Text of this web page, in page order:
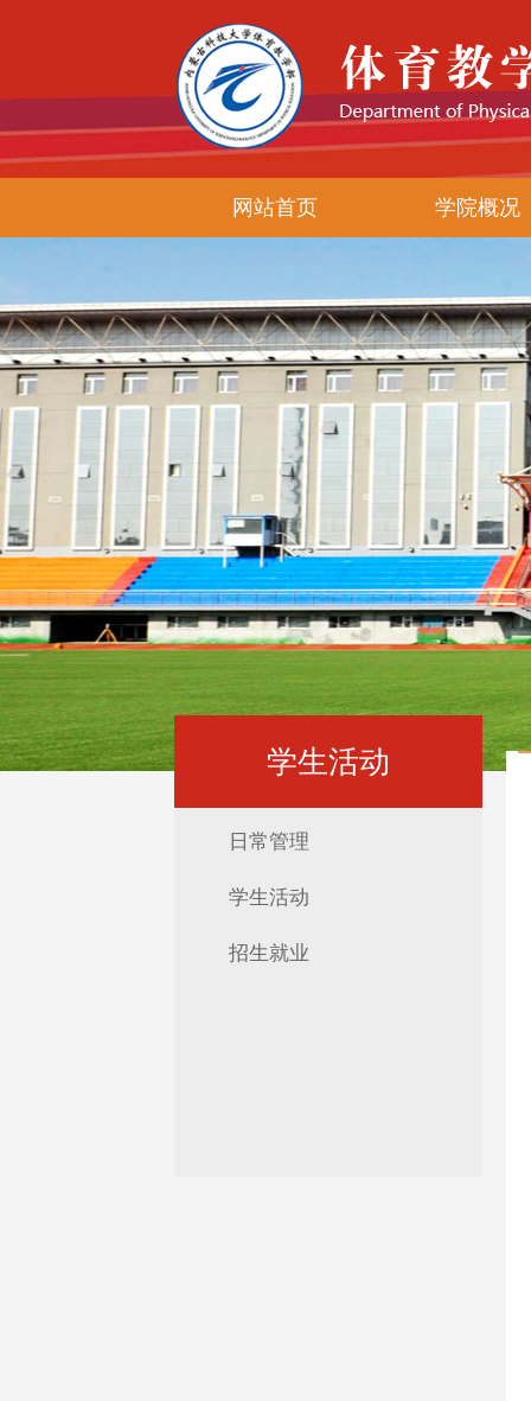
网站首页 学院概况
学生活动
日常管理
学生活动
招生就业